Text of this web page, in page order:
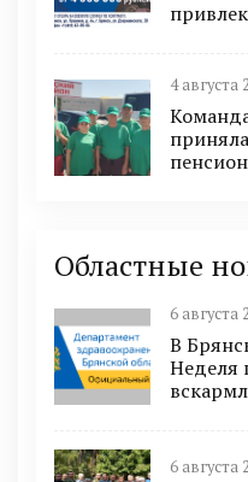
4 августа
Областные
6 августа
В
Неделя
6 августа